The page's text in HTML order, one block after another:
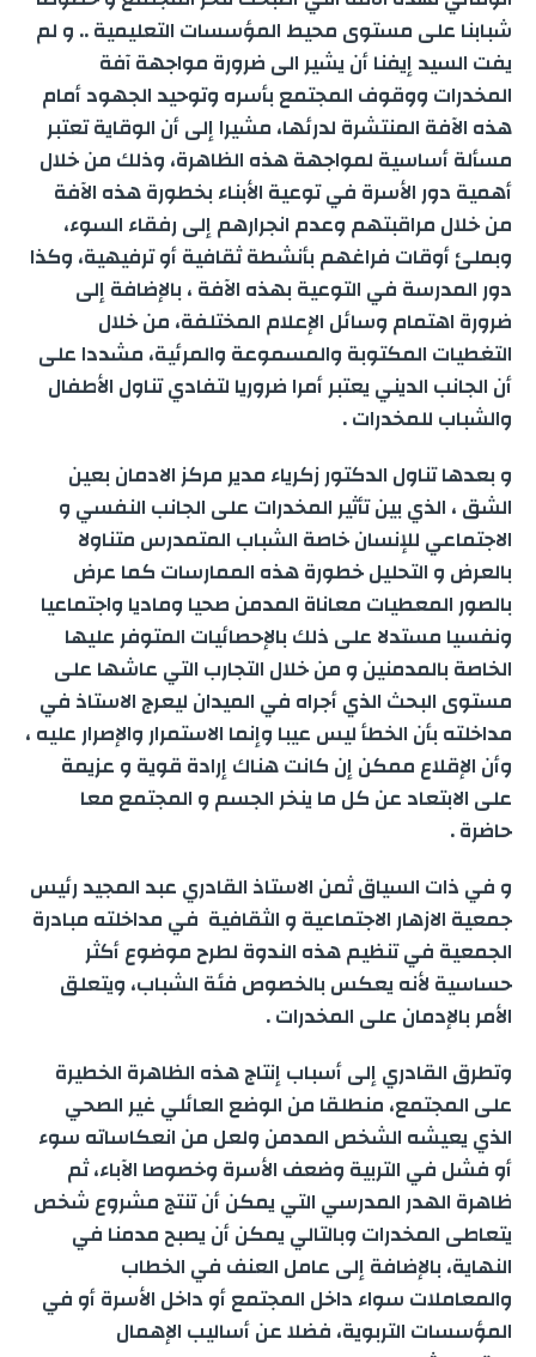
شبابنا على مستوى محيط المؤسسات التعليمية .. و لم
يفت السيد إيفنا أن يشير الى ضرورة مواجهة آفة
المخدرات ووقوف المجتمع بأسره وتوحيد الجهود أمام
هذه الآفة المنتشرة لدرئها، مشيرا إلى أن الوقاية تعتبر
مسألة أساسية لمواجهة هذه الظاهرة، وذلك من خلال
أهمية دور الأسرة في توعية الأبناء بخطورة هذه الآفة
من خلال مراقبتهم وعدم انجرارهم إلى رفقاء السوء،
وبملئ أوقات فراغهم بأنشطة ثقافية أو ترفيهية، وكذا
دور المدرسة في التوعية بهذه الآفة ، بالإضافة إلى
ضرورة اهتمام وسائل الإعلام المختلفة، من خلال
التغطيات المكتوبة والمسموعة والمرئية، مشددا على
أن الجانب الديني يعتبر أمرا ضروريا لتفادي تناول الأطفال
والشباب للمخدرات .
و بعدها تناول الدكتور زكرياء مدير مركز الادمان بعين
الشق ، الذي بين تأثير المخدرات على الجانب النفسي و
الاجتماعي للإنسان خاصة الشباب المتمدرس متناولا
بالعرض و التحليل خطورة هذه الممارسات كما عرض
بالصور المعطيات معاناة المدمن صحيا وماديا واجتماعيا
ونفسيا مستدلا على ذلك بالإحصائيات المتوفر عليها
الخاصة بالمدمنين و من خلال التجارب التي عاشها على
مستوى البحث الذي أجراه في الميدان ليعرج الاستاذ في
مداخلته بأن الخطأ ليس عيبا وإنما الاستمرار والإصرار عليه ،
وأن الإقلاع ممكن إن كانت هناك إرادة قوية و عزيمة
على الابتعاد عن كل ما ينخر الجسم و المجتمع معا
حاضرة .
و في ذات السياق ثمن الاستاذ القادري عبد المجيد رئيس
جمعية الازهار الاجتماعية و الثقافية في مداخلته مبادرة
الجمعية في تنظيم هذه الندوة لطرح موضوع أكثر
حساسية لأنه يعكس بالخصوص فئة الشباب، ويتعلق
الأمر بالإدمان على المخدرات .
وتطرق القادري إلى أسباب إنتاج هذه الظاهرة الخطيرة
على المجتمع، منطلقا من الوضع العائلي غير الصحي
الذي يعيشه الشخص المدمن ولعل من انعكاساته سوء
أو فشل في التربية وضعف الأسرة وخصوصا الآباء، ثم
ظاهرة الهدر المدرسي التي يمكن أن تنتج مشروع شخص
يتعاطى المخدرات وبالتالي يمكن أن يصبح مدمنا في
النهاية، بالإضافة إلى عامل العنف في الخطاب
والمعاملات سواء داخل المجتمع أو داخل الأسرة أو في
المؤسسات التربوية، فضلا عن أساليب الإهمال